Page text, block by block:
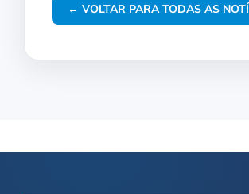
← VOLTAR PARA TODAS AS